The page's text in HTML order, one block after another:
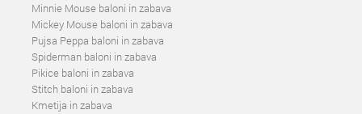
Minnie Mouse baloni in zabava
Mickey Mouse baloni in zabava
Pujsa Peppa baloni in zabava
Spiderman baloni in zabava
Pikice baloni in zabava
Stitch baloni in zabava
Kmetija in zabava